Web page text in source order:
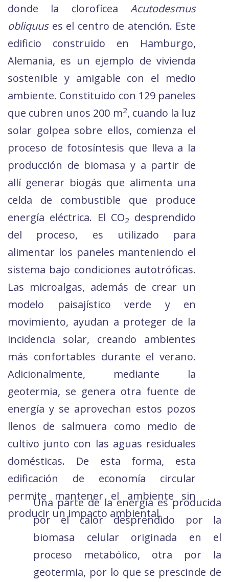
donde la clorofícea Acutodesmus
obliquuses el centro de atención. Este
edificio construido en Hamburgo,
Alemania, es un ejemplo de vivienda
sostenible y amigable con el medio
ambiente. Constituido con 129 paneles
que cubren unos 200 m2, cuando la luz
solar golpea sobre ellos, comienza el
proceso de fotosíntesis que lleva a la
producción de biomasa y a partir de
allí generar biogás que alimenta una
celda de combustible que produce
energía eléctrica. El CO2 desprendido
del proceso, es utilizado para
alimentar los paneles manteniendo el
sistema bajo condiciones autotróficas.
Las microalgas, además de crear un
modelo paisajístico verde y en
movimiento, ayudan a proteger de la
incidencia solar, creando ambientes
más confortables durante el verano.
Adicionalmente, mediante la
geotermia, se genera otra fuente de
energía y se aprovechan estos pozos
llenos de salmuera como medio de
cultivo junto con las aguas residuales
domésticas. De esta forma, esta
edificación de economía circular
permite mantener el ambiente sin
producir un impacto ambiental.
Una parte de la energía es producida
por el calor desprendido por la
biomasa celular originada en el
proceso metabólico, otra por la
geotermia, por lo que se prescinde de